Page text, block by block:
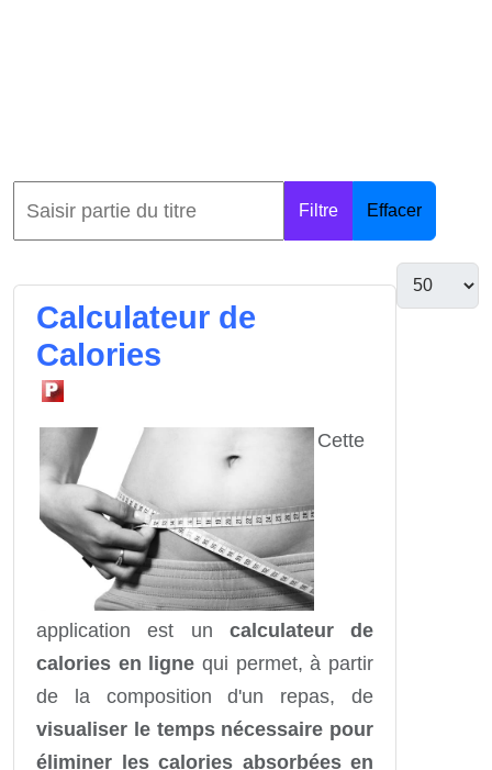
Filtre Effacer
Calculateur de
Calories
Cette
application est un calculateur de
calories en ligne qui permet, à partir
de la composition d'un repas, de
visualiser le temps nécessaire pour
éliminer les calories absorbées en